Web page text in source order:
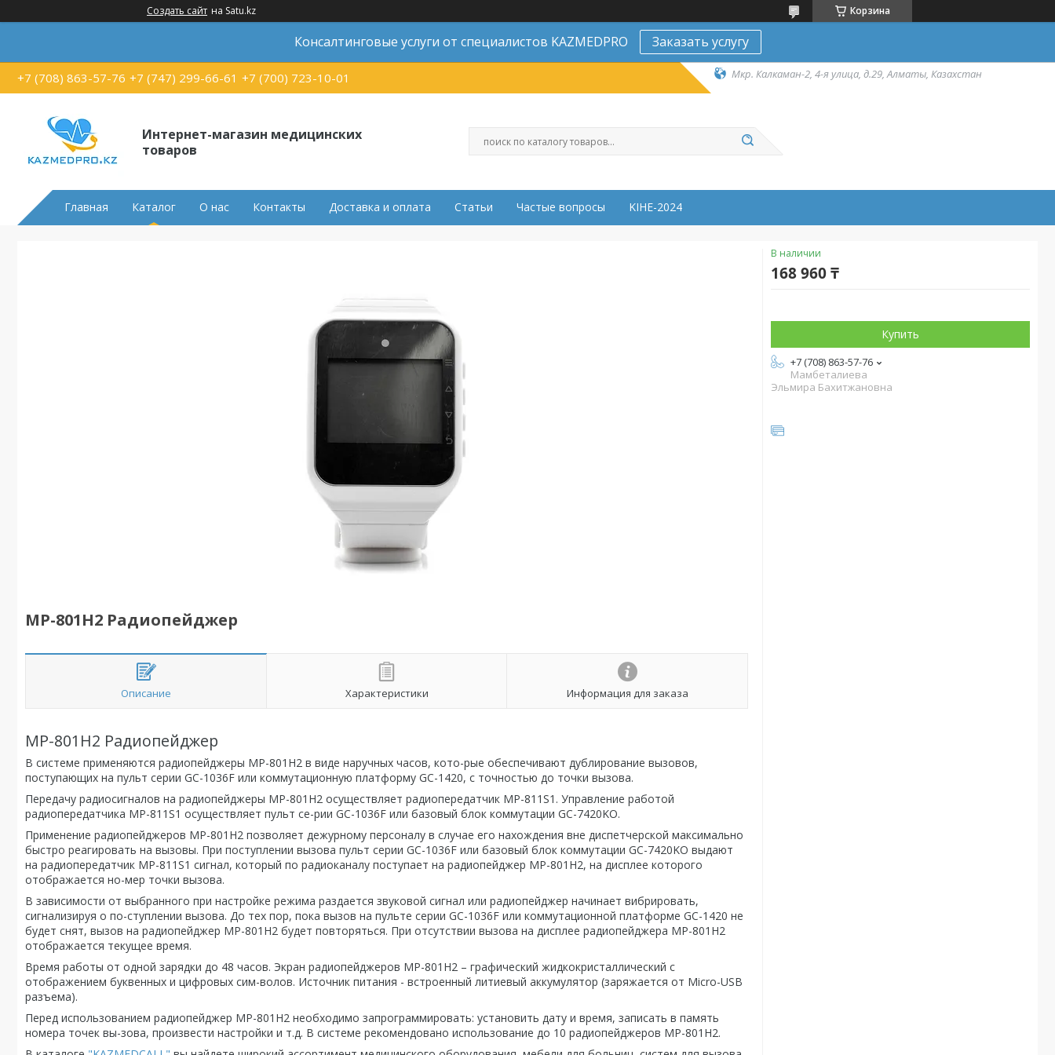
Создать сайт на Satu.kz Корзина
Консалтинговые услуги от специалистов KAZMEDPRO Заказать услугу
+7 (708) 863-57-76 +7 (747) 299-66-61 +7 (700) 723-10-01 Мкр. Калкаман-2, 4-я улица, д.29, Алматы, Казахстан
Интернет-магазин медицинских
товаров
Главная Каталог О нас Контакты Доставка и оплата Статьи Частые вопросы KIHE-2024
MP-801H2 Радиопейджер
Описание Характеристики Информация для заказа
MP-801H2 Радиопейджер
В системе применяются радиопейджеры MP-801H2 в виде наручных часов, кото-рые обеспечивают дублирование вызовов,
поступающих на пульт серии GC-1036F или коммутационную платформу GC-1420, с точностью до точки вызова.
Передачу радиосигналов на радиопейджеры MP-801H2 осуществляет радиопередатчик MP-811S1. Управление работой
радиопередатчика MP-811S1 осуществляет пульт се-рии GC-1036F или базовый блок коммутации GC-7420KO.
Применение радиопейджеров MP-801H2 позволяет дежурному персоналу в случае его нахождения вне диспетчерской максимально
быстро реагировать на вызовы. При поступлении вызова пульт серии GC-1036F или базовый блок коммутации GC-7420KO выдают
на радиопередатчик MP-811S1 сигнал, который по радиоканалу поступает на радиопейджер MP-801H2, на дисплее которого
отображается но-мер точки вызова.
В зависимости от выбранного при настройке режима раздается звуковой сигнал или радиопейджер начинает вибрировать,
сигнализируя о по-ступлении вызова. До тех пор, пока вызов на пульте серии GC-1036F или коммутационной платформе GC-1420 не
будет снят, вызов на радиопейджер MP-801H2 будет повторяться. При отсутствии вызова на дисплее радиопейджера MP-801H2
отображается текущее время.
Время работы от одной зарядки до 48 часов. Экран радиопейджеров MP-801H2 – графический жидкокристаллический с
отображением буквенных и цифровых сим-волов. Источник питания - встроенный литиевый аккумулятор (заряжается от Micro-USB
разъема).
Перед использованием радиопейджер MP-801H2 необходимо запрограммировать: установить дату и время, записать в память
номера точек вы-зова, произвести настройки и т.д. В системе рекомендовано использование до 10 радиопейджеров MP-801H2.
В наличии
168 960 ₸
Купить
+7 (708) 863-57-76
Мамбеталиева
Эльмира Бахитжановна